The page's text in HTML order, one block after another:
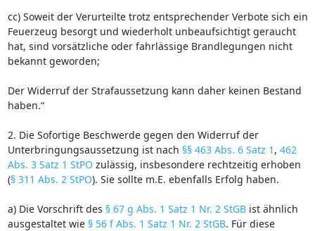
cc) Soweit der Verurteilte trotz entsprechender Verbote sich ein
Feuerzeug besorgt und wiederholt unbeaufsichtigt geraucht
hat, sind vorsätzliche oder fahrlässige Brandlegungen nicht
bekannt geworden;
Der Widerruf der Strafaussetzung kann daher keinen Bestand
haben.“
2. Die Sofortige Beschwerde gegen den Widerruf der
Unterbringungsaussetzung ist nach §§ 463 Abs. 6 Satz 1 , 462
Abs. 3 Satz 1 StPO zulässig, insbesondere rechtzeitig erhoben
(§ 311 Abs. 2 StPO). Sie sollte m.E. ebenfalls Erfolg haben.
a) Die Vorschrift des § 67 g Abs. 1 Satz 1 Nr. 2 StGBist ähnlich
ausgestaltet wie § 56 f Abs. 1 Satz 1 Nr. 2 StGB. Für diese